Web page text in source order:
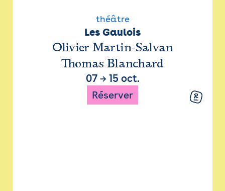
théâtre
Les Gaulois
Olivier Martin-Salvan
Thomas Blanchard
07→ 15 oct.
Réserver